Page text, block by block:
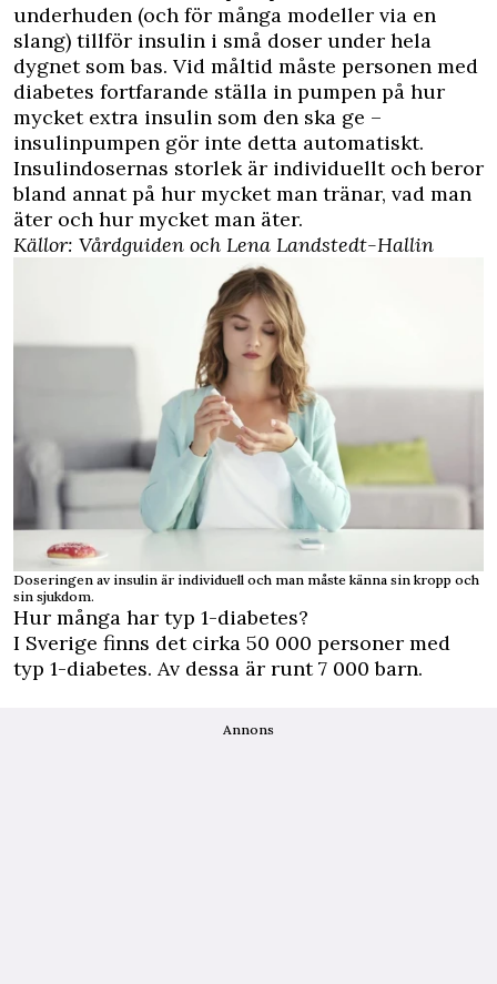
underhuden (och för många modeller via en
slang) tillför insulin i små doser under hela
dygnet som bas. Vid måltid måste personen med
diabetes fortfarande ställa in pumpen på hur
mycket extra insulin som den ska ge –
insulinpumpen gör inte detta automatiskt.
Insulindosernas storlek är individuellt och beror
bland annat på hur mycket man tränar, vad man
äter och hur mycket man äter.
Källor: Vårdguiden och Lena Landstedt-Hallin
Doseringen av insulin är individuell och man måste känna sin kropp och
sin sjukdom.
Hur många har typ 1-diabetes?
I Sverige finns det cirka 50 000 personer med
typ 1-diabetes. Av dessa är runt 7 000 barn.
Annons